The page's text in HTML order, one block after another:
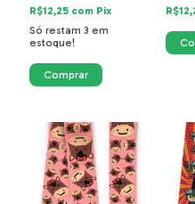
R$12,25 com Pix
Só restam 3 em
estoque!